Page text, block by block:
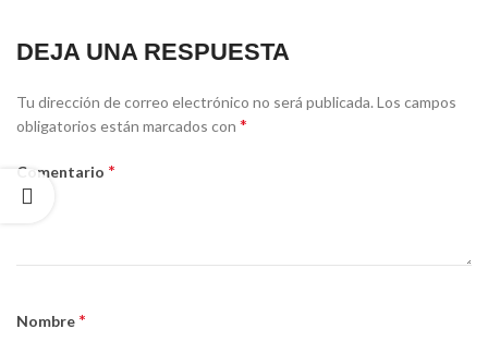
DEJA UNA RESPUESTA
Tu dirección de correo electrónico no será publicada.Los campos
obligatorios están marcados con *
Comentario *
Nombre *